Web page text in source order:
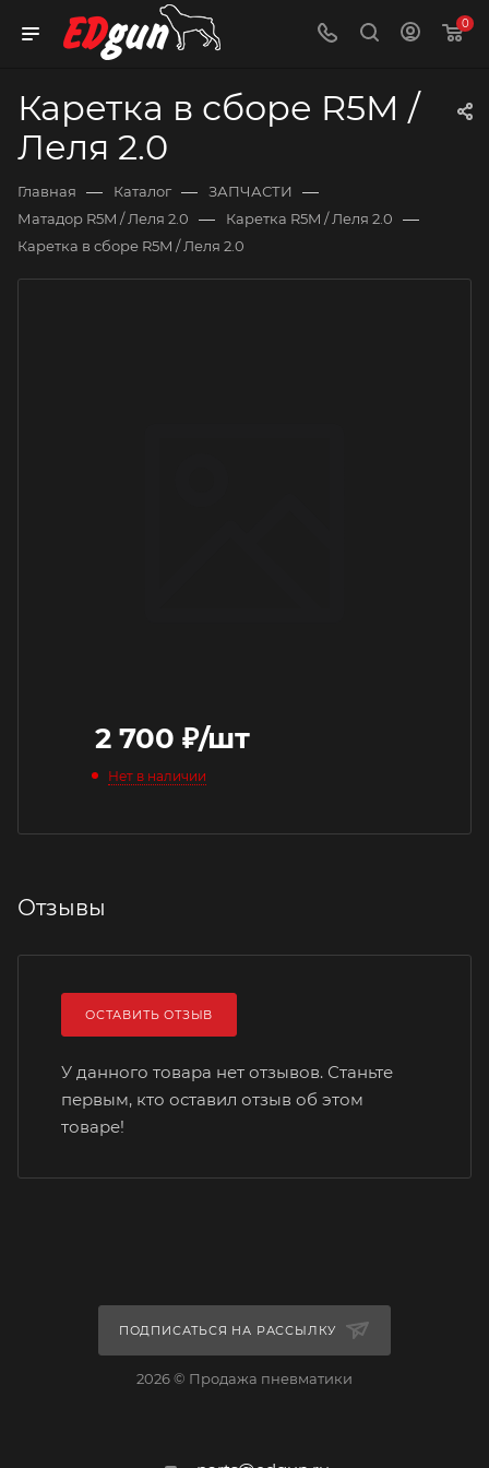
0
Каретка в сборе R5M /
Леля 2.0
Главная — Каталог — ЗАПЧАСТИ —
Матадор R5M / Леля 2.0 — Каретка R5M / Леля 2.0 —
Каретка в сборе R5M / Леля 2.0
2 700 ₽/шт
Нет в наличии
Отзывы
ОСТАВИТЬ ОТЗЫВ
У данного товара нет отзывов. Станьте
первым, кто оставил отзыв об этом
товаре!
ПОДПИСАТЬСЯ НА РАССЫЛКУ
2026 © Продажа пневматики